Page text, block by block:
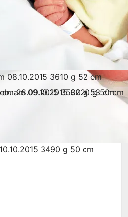
3490 g 50 cm
08.10.2015 3610 g 52 cm
am 09.10.2015 3220 g 50 cm
am 28.09.2015 3500 g 53 cm